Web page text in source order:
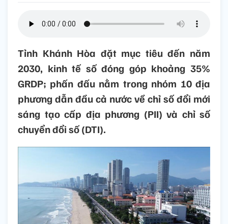
Tỉnh Khánh Hòa đặt mục tiêu đến năm
2030, kinh tế số đóng góp khoảng 35%
GRDP; phấn đấu nằm trong nhóm 10 địa
phương dẫn đầu cả nước về chỉ số đổi mới
sáng tạo cấp địa phương (PII) và chỉ số
chuyển đổi số (DTI).